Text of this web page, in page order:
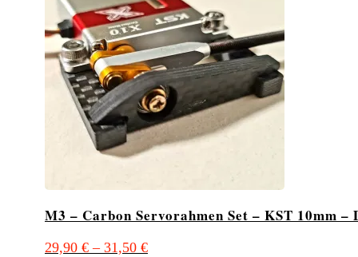
M3 – Carbon Servorahmen Set – KST 10mm –
29,90 € – 31,50 €